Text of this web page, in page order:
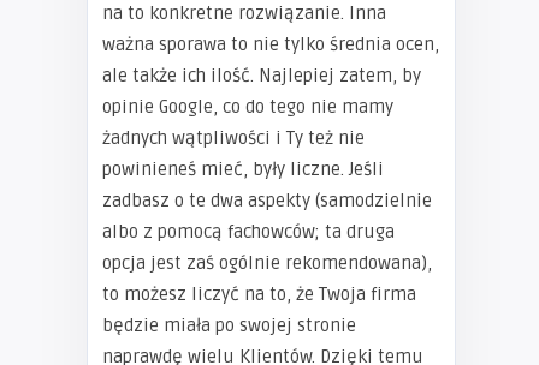
na to konkretne rozwiązanie. Inna
ważna sporawa to nie tylko średnia ocen,
ale także ich ilość. Najlepiej zatem, by
opinie Google, co do tego nie mamy
żadnych wątpliwości i Ty też nie
powinieneś mieć, były liczne. Jeśli
zadbasz o te dwa aspekty (samodzielnie
albo z pomocą fachowców; ta druga
opcja jest zaś ogólnie rekomendowana),
to możesz liczyć na to, że Twoja firma
będzie miała po swojej stronie
naprawdę wielu Klientów. Dzięki temu